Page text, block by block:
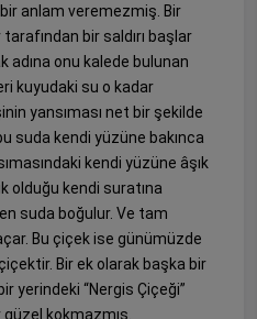
anlam veremezmiş. Bir
bir saldırı başlar
adına onu kalede bulunan
kuyudaki su o kadar
yansıması net bir şekilde
suda kendi yüzüne bakınca
kendi yüzüne âşık
olduğu kendi suratına
suda boğulur. Ve tam
Bu çiçek ise günümüzde
Bir ek olarak başka bir
yerindeki “Nergis Çiçeği”
kokmazmış.